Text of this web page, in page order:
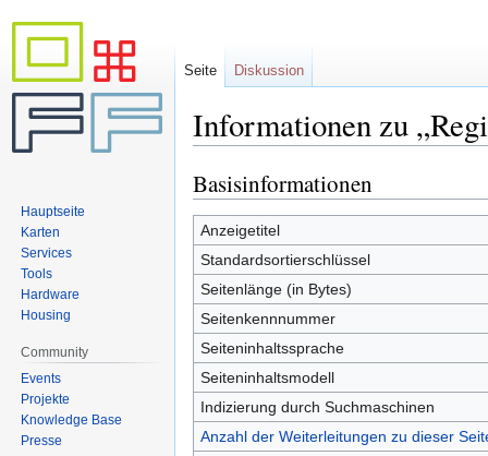
Informationen zu
Zur
Navigation
springen
Zur
Suche
springen
Basisinformationen
Anzeigetitel
Standardsortierschlüssel
Seitenlänge (in Bytes)
Seitenkennnummer
Seiteninhaltssprache
Seiteninhaltsmodell
Indizierung durch Suchmaschinen
Anzahl der Weiterleitungen zu dieser
Seite Diskussion
Hauptseite
Karten
Services
Tools
Hardware
Housing
Community
Events
Projekte
Knowledge Base
Presse